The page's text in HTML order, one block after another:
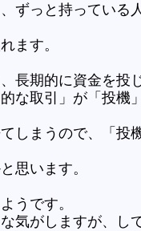
ずっと持っている人
ます。
長期的に資金を投
な取引」が「投機
しまうので、「投
思います。
うです。
気がしますが、し